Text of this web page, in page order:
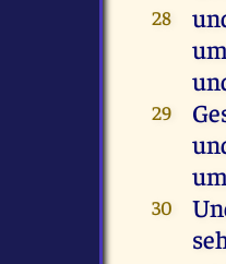
28
um
29
um
30